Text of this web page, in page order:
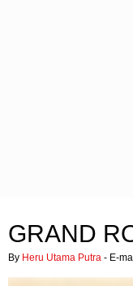
GRAND
By Heru Utama Putra - E-